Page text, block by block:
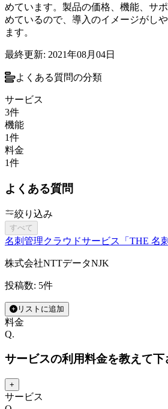
めています。製品の価格、機能、サ
めているので、導入のイメージがし
ます。
最終更新: 2021年08月04日
よくある質問の分類
サービス
3件
機能
1件
料金
1件
よくある質問
絞り込み
すべて
名刺管理クラウドサービス「THE 名刺
株式会社NTTデータNJK
投稿数: 5件
リストに追加
料金
Q.
サービスの利用料金を教えて下
+
サービス